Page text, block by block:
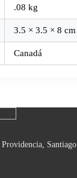
.08 kg
3.5 × 3.5 × 8 cm
Canadá
Santiago